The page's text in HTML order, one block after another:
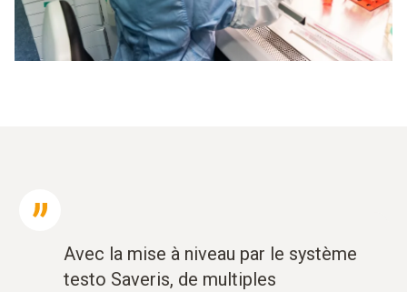
Avec la mise à niveau par le système
testo Saveris, de multiples